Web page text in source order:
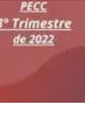
Em Êxodo 20 há
lendo, com todos
A revista
complementar,